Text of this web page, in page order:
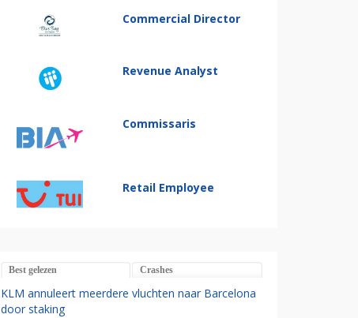
Commercial Director
Revenue Analyst
Commissaris
Retail Employee
Best gelezen Crashes
KLM annuleert meerdere vluchten naar Barcelona
door staking